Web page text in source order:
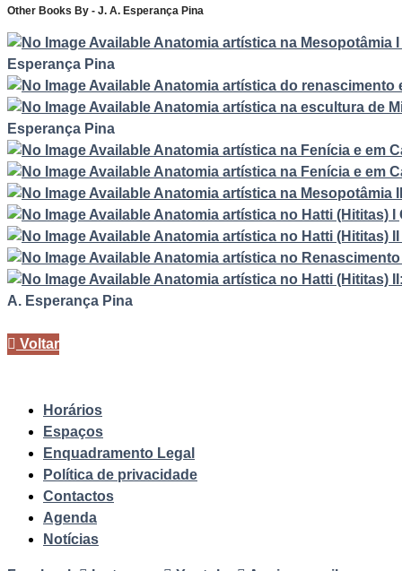
Other Books By - J. A. Esperança Pina
Anatomia artística na Mesopotâmia
Esperança Pina
Anatomia artística do renascimento
Anatomia artística na escultura de
Esperança Pina
Anatomia artística na Fenícia e em
Anatomia artística na Fenícia e em
Anatomia artística na Mesopotâmia
Anatomia artística no Hatti (Hititas) I
Anatomia artística no Hatti (Hititas) II
Anatomia artística no
Anatomia artística no Hatti (Hititas)
A. Esperança Pina
Voltar
Horários
Espaços
Enquadramento Legal
Política de privacidade
Contactos
Agenda
Notícias